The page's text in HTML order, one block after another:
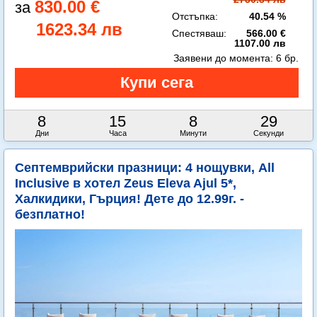
830.00 €
1623.34 лв
Отстъпка:
40.54 %
Спестяваш:
566.00 €
1107.00 лв
8
Дни
15
Часа
8
Минути
28
Секунди
Заявени до момента: 6 бр.
Септемврийски празници: 4 нощувки, All
Inclusive в хотел Zeus Eleva Ajul 5*,
Халкидики, Гърция! Дете до 12.99г. -
безплатно!